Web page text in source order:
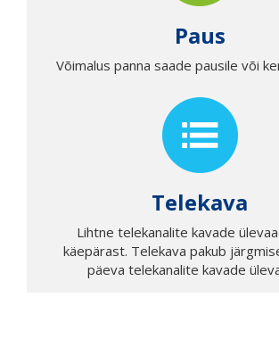
Paus
Võimalus panna saade pausile või
Telekava
Lihtne telekanalite kavade
käepärast. Telekava pakub
päeva telekanalite kavade